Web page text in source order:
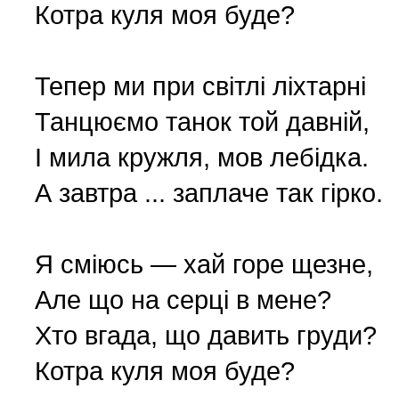
Ogłoszenia (24)
Opinie publiczne (11)
Poezja z Powstania
Polacy, których poznać
Polityka (10)
Polski biznes w
Pomoc charytatywna (1)
4 (147) 2021 r. (3)
3 (146) 2021 r. (1)
2 (145) 2021 r. (10)
1 (144) 2021 r. (12)
4 (143) 2020 r. (1)
3 (142) 2020 r. (3)
2 (141) 2020 r. (2)
Котра куля моя буде?
Тепер ми при світлі ліхтарні
Танцюємо танок той давній,
І мила кружля, мов лебідка.
А завтра ... заплаче так гірко.
Я сміюсь — хай горе щезне,
Але що на серці в мене?
Хто вгада, що давить груди?
Котра куля моя буде?